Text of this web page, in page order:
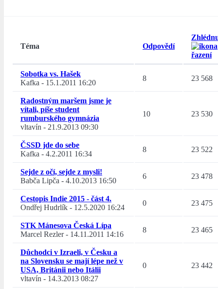
Téma Odpovědí
Sobotka vs. Hašek
Kafka - 15.1.2011 16:20
8 23 568
Radostným maršem jsme je
vítali, píše student
rumburského gymnázia
vltavín - 21.9.2013 09:30
10 23 530
ČSSD jde do sebe
Kafka - 4.2.2011 16:34
8 23 522
Sejde z očí, sejde z mysli!
Babča Lipča - 4.10.2013 16:50
6 23 478
Cestopis Indie 2015 - část 4.
Ondřej Hudrlík - 12.5.2020 16:24
0 23 475
STK Mánesova Česká Lípa
Marcel Rezler- 14.11.2011 14:16
8 23 465
Důchodci v Izraeli, v Česku a
na Slovensku se mají lépe než v
USA, Británii nebo Itálii
vltavín - 14.3.2013 08:27
0 23 442